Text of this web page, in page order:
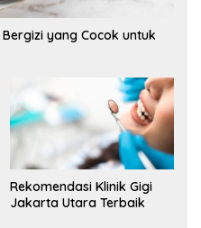
yang Cocok untuk
Rekomendasi Klinik Gigi
Jakarta Utara Terbaik